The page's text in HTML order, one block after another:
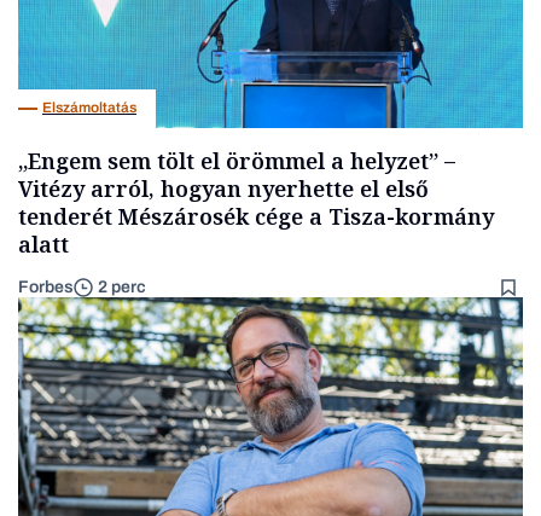
Elszámoltatás
„Engem sem tölt el örömmel a helyzet” –
Vitézy arról, hogyan nyerhette el első
tenderét Mészárosék cége a Tisza-kormány
alatt
Forbes 2 perc